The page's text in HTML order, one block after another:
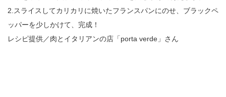
2.スライスしてカリカリに焼いたフランスパンにのせ、ブラックペ
ッパーを少しかけて、完成！
レシピ提供／肉とイタリアンの店「porta verde」さん